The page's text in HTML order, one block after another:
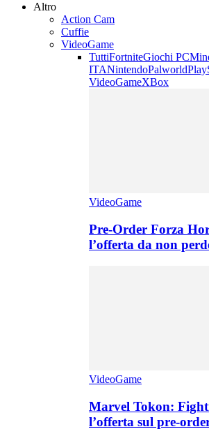
Altro
Action Cam
Cuffie
VideoGame
TuttiFortniteGiochi PC
ITANintendoPalworld
VideoGameXBox
VideoGame
Pre-Order Forza
l’offerta da non
VideoGame
Marvel Tokon:
l’offerta sul pre-